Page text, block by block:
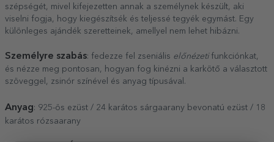
szépségét, mivel kifejezetten annak a személynek készült, aki
viselni fogja, hogy kiegészítsék és teljessé tegyék egymást. Egy
különleges ajándék szeretteinek, amellyel nem lehet hibázni.
Személyre szabás: fedezze fel zseniális előnézetifunkciónkat,
és nézze meg pontosan, hogyan fog kinézni a karkötő a választott
szöveggel, zsinór színével és anyag típusával.
Anyag: 925-ös ezüst / 24 karátos sárgaarany bevonatú ezüst / 18
karátos rózsaarany